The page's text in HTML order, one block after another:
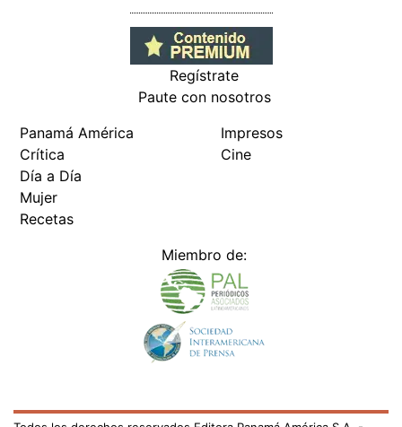
Regístrate
Paute con nosotros
Panamá América
Crítica
Día a Día
Mujer
Recetas
Impresos
Cine
Miembro de: